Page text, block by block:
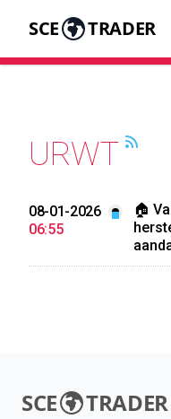
SCE TRADER
URWT
08-01-2026
06:55
🏠
SCE TRADER